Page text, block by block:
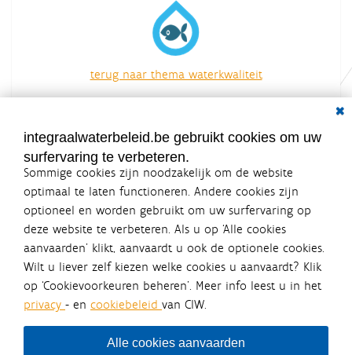
terug naar thema waterkwaliteit
overzicht van alle acties
integraalwaterbeleid.be gebruikt cookies om uw
surfervaring te verbeteren.
Sommige cookies zijn noodzakelijk om de website
optimaal te laten functioneren. Andere cookies zijn
optioneel en worden gebruikt om uw surfervaring op
deze website te verbeteren. Als u op ‘Alle cookies
aanvaarden’ klikt, aanvaardt u ook de optionele cookies.
Wilt u liever zelf kiezen welke cookies u aanvaardt? Klik
op ‘Cookievoorkeuren beheren’. Meer info leest u in het
privacy - en cookiebeleid van CIW.
Alle cookies aanvaarden
Integraalwaterbeleid.be is een
officiële website van de Vlaamse
overheid
uitgegeven door Coördinatiecommissie Integraal
Waterbeleid
De Coördinatiecommissie Integraal Waterbeleid (CIW) is een
bestuursniveaus die bij het waterbeleid betrokken zijn. Ook
waterbedrijven nemen deel aan het overleg. Deze